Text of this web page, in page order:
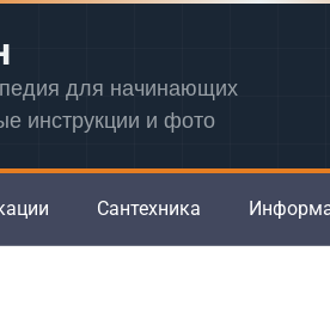
для начинающих
инструкции и фото
Сантехника